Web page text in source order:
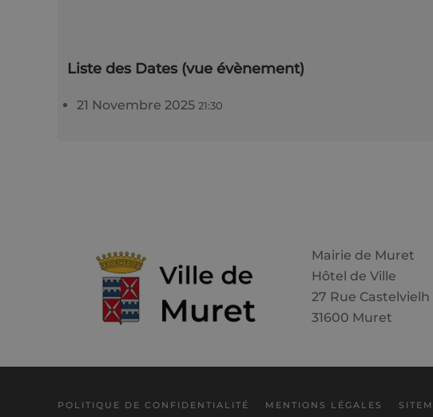
Liste des Dates (vue évènement)
21 Novembre 2025 21:30
Mairie de Muret
Hôtel de Ville
27 Rue Castelvielh
31600 Muret
POLITIQUE DE CONFIDENTIALITÉ MENTIONS LÉGALES